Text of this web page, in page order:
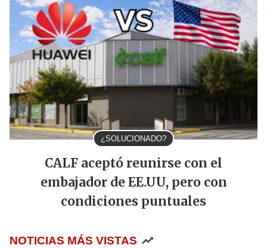
¿SOLUCIONADO?
CALF aceptó reunirse con el
embajador de EE.UU, pero con
condiciones puntuales
NOTICIAS MÁS VISTAS